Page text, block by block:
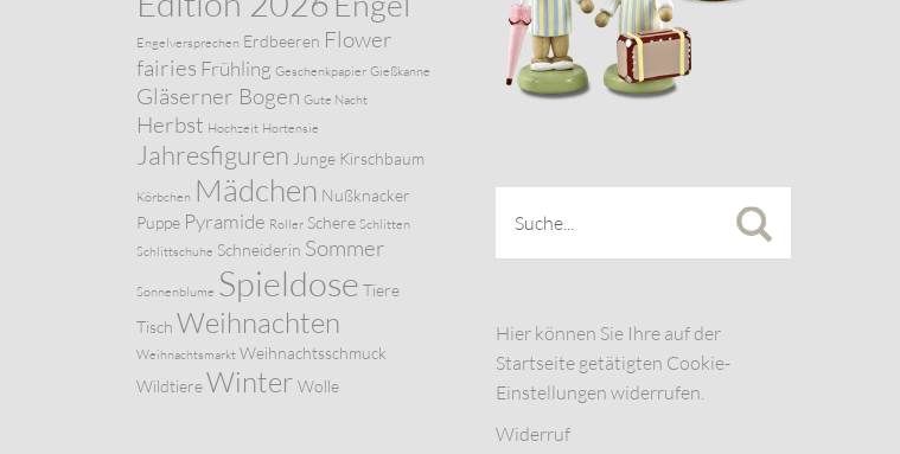
Engelversprechen Erdbeeren Flower
fairies Frühling Geschenkpapier Gießkanne
Gläserner Bogen Gute Nacht
Herbst Hochzeit Hortensie
Jahresfiguren Junge Kirschbaum
Körbchen Mädchen Nußknacker
Puppe Pyramide Roller Schere Schlitten
Schlittschuhe Schneiderin Sommer
Sonnenblume Spieldose Tiere
Tisch Weihnachten
Weihnachtsmarkt Weihnachtsschmuck
Wildtiere Winter Wolle
Hier können Sie Ihre auf der
Startseite getätigten Cookie-
Einstellungen widerrufen.
Widerruf